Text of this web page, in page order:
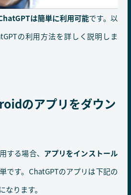
は簡単に利用可能です。以
の利用方法を詳しく説明しま
のアプリをダウン
する場合、 アプリをインストール
です。ChatGPTのアプリは下記の
ります。